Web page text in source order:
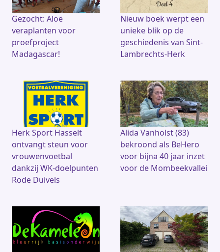
Gezocht: Aloë
veraplanten voor
proefproject
Madagascar!
Nieuw boek werpt een
unieke blik op de
geschiedenis van Sint-
Lambrechts-Herk
Herk Sport Hasselt
ontvangt steun voor
vrouwenvoetbal
dankzij WK-doelpunten
Rode Duivels
Alida Vanholst (83)
bekroond als BeHero
voor bijna 40 jaar inzet
voor de Mombeekvallei